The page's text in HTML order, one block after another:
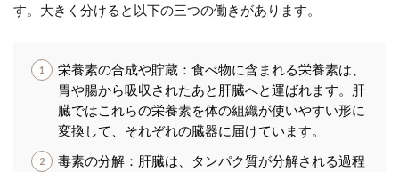
す。大きく分けると以下の三つの働きがあります。
栄養素の合成や貯蔵：食べ物に含まれる栄養素は、
胃や腸から吸収されたあと肝臓へと運ばれます。肝
臓ではこれらの栄養素を体の組織が使いやすい形に
変換して、それぞれの臓器に届けています。
毒素の分解：肝臓は、タンパク質が分解される過程